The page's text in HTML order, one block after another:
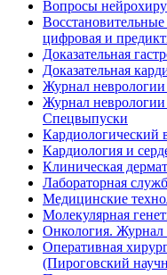
Вопросы
цифровая и
Доказательная
Доказательная
Журнал
Журнал
Спецвыпуски
Кардиологический
Кардиология и
Клиническая
Лабораторная
Медицинские
Молекулярная
Онкология.
Оперативная
(Пироговский